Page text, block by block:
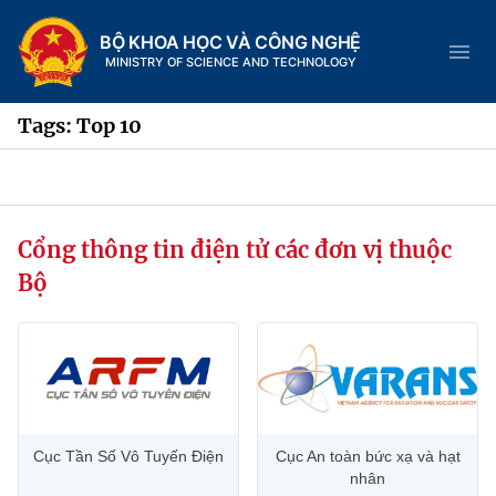
BỘ KHOA HỌC VÀ CÔNG NGHỆ
MINISTRY OF SCIENCE AND TECHNOLOGY
Trang chủ
Chức năng nhiệm vụ
Tin tức sự kiện
Hệ thống văn bản
Tags: Top 10
Cổng thông tin điện tử các đơn vị thuộc
Bộ
Cục Tần Số Vô Tuyến Điện
Cục An toàn bức xạ và hạt
nhân